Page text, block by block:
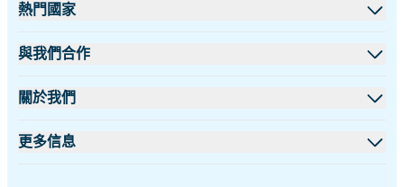
熱門國家
美國
法國
與我們合作
批發平台
關於我們
關於 iRoamly
更多信息